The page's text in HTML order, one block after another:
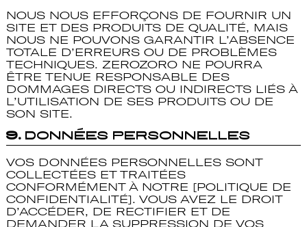
NOUS NOUS EFFORÇONS DE FOURNIR UN
SITE ET DES PRODUITS DE QUALITÉ, MAIS
NOUS NE POUVONS GARANTIR L’ABSENCE
TOTALE D’ERREURS OU DE PROBLÈMES
TECHNIQUES. ZEROZORO NE POURRA
ÊTRE TENUE RESPONSABLE DES
DOMMAGES DIRECTS OU INDIRECTS LIÉS À
L’UTILISATION DE SES PRODUITS OU DE
SON SITE.
9. Données Personnelles
VOS DONNÉES PERSONNELLES SONT
COLLECTÉES ET TRAITÉES
CONFORMÉMENT À NOTRE [POLITIQUE DE
CONFIDENTIALITÉ]. VOUS AVEZ LE DROIT
D’ACCÉDER, DE RECTIFIER ET DE
DEMANDER LA SUPPRESSION DE VOS